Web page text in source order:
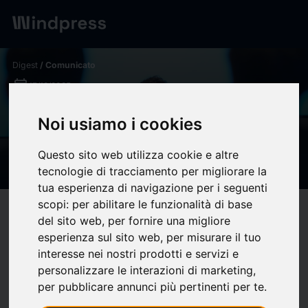
Noi usiamo i cookies
Questo sito web utilizza cookie e altre
tecnologie di tracciamento per migliorare la
tua esperienza di navigazione per i seguenti
scopi: per abilitare le funzionalità di base
del sito web, per fornire una migliore
esperienza sul sito web, per misurare il tuo
interesse nei nostri prodotti e servizi e
personalizzare le interazioni di marketing,
per pubblicare annunci più pertinenti per te.
Digest/ Comunicato
calendar_today17/12/2025
Patricia Abad sobre las
adolescencia
Compatibilità help
(0)bookmark_borderupload Condividi
Patricia Abad,